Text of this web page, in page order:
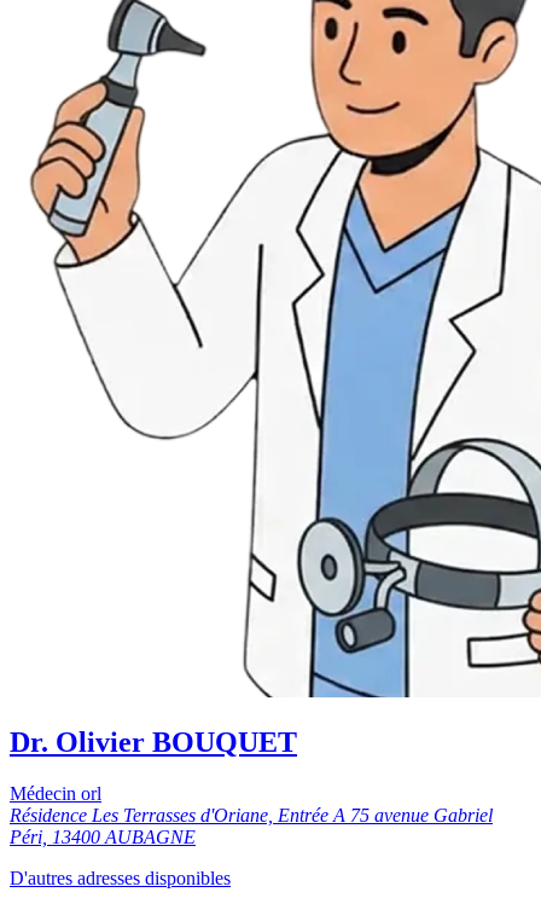
Dr. Olivier BOUQUET
Médecin orl
Résidence Les Terrasses d'Oriane, Entrée A 75 avenue Gabriel
Péri, 13400 AUBAGNE
D'autres adresses disponibles